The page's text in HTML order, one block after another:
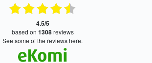
4.5/5
based on 1308reviews
see some of the reviews here.